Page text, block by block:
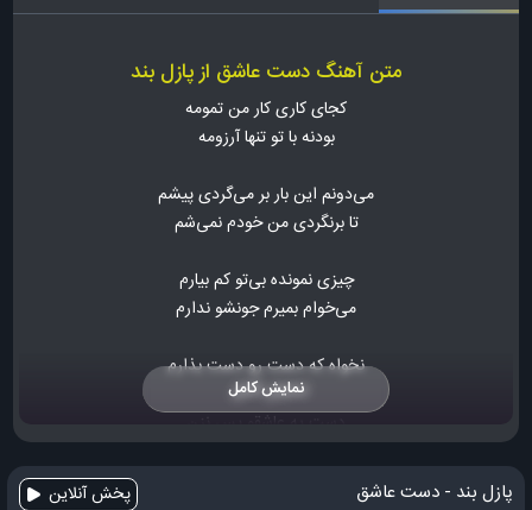
متن آهنگ دست عاشق از پازل بند
کجای کاری کار من تمومه
بودنه با تو تنها آرزومه
می‌دونم این بار بر می‌گردی پیشم
تا برنگردی من خودم نمی‌شم
چیزی نمونده بی‌تو کم بیارم
می‌خوام بمیرم جونشو ندارم
نخواه که دست رو دست بذارم
قیدمو پای هوس نزن
نمایش کامل
پازل بند - دست عاشق پخش آنلاین